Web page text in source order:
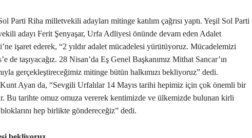
Parti Riha milletvekili adayları mitinge katılım çağrısı yaptı. Yeşil Sol Parti
adayı Ferit Şenyaşar, Urfa Adliyesi önünde devam eden Adalet
işaret ederek, “2 yıldır adalet mücadelesi yürütüyoruz. Mücadelemizi
de taşıyacağız. 28 Nisan’da Eş Genel Başkanımız Mithat Sancar’ın
gerçekleştireceğimiz mitinge bütün halkımızı bekliyoruz” dedi.
Ayan da, “Sevgili Urfalılar 14 Mayıs tarihi hepimiz için çok önemli bir
Bu tarihte omuz omuza vererek kentimizde ve ülkemizde bulunan kirli
hep birlikte göndereceğiz” dedi.